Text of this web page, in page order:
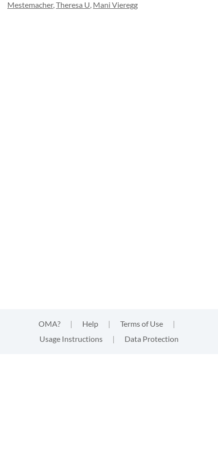
Mestemacher,Theresa U, Mani Vieregg
OMA? | Help | Terms of Use
|
Usage Instructions
| Data Protection